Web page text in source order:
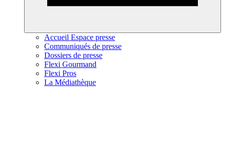
Accueil Espace presse
Communiqués de presse
Dossiers de presse
Flexi Gourmand
Flexi Pros
La Médiathèque